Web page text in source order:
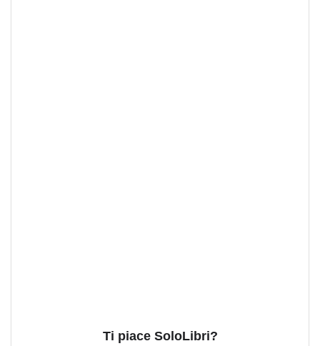
Ti piace SoloLibri?